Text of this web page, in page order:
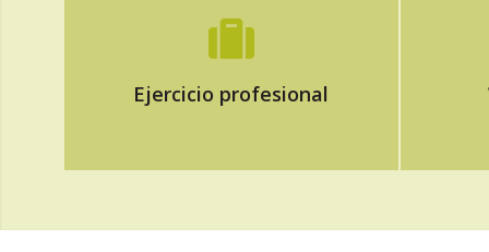
Ejercicio profesional